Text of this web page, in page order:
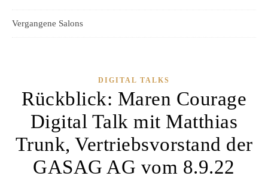
Vergangene Salons
DIGITAL TALKS
Rückblick: Maren Courage
Digital Talk mit Matthias
Trunk, Vertriebsvorstand der
GASAG AG vom 8.9.22